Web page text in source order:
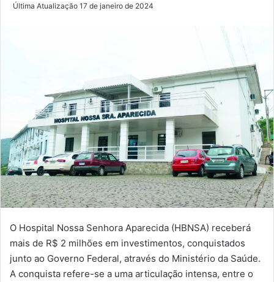
Última Atualização 17 de janeiro de 2024
O Hospital Nossa Senhora Aparecida (HBNSA) receberá
mais de R$ 2 milhões em investimentos, conquistados
junto ao Governo Federal, através do Ministério da Saúde.
A conquista refere-se a uma articulação intensa, entre o